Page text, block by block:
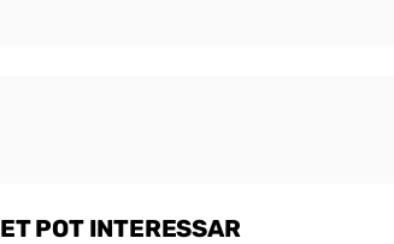
ET POT INTERESSAR